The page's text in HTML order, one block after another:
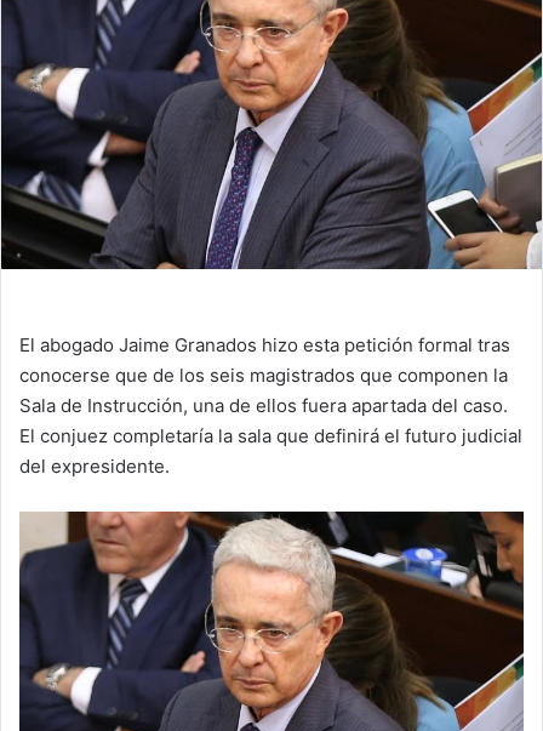
El abogado Jaime Granados hizo esta petición formal tras
conocerse que de los seis magistrados que componen la
Sala de Instrucción, una de ellos fuera apartada del caso.
El conjuez completaría la sala que definirá el futuro judicial
del expresidente.